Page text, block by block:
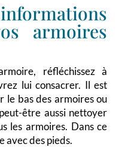
armoires
réfléchissez à
lui consacrer. Il est
le bas des armoires ou
être aussi nettoyer
les armoires. Dans ce
avec des pieds.